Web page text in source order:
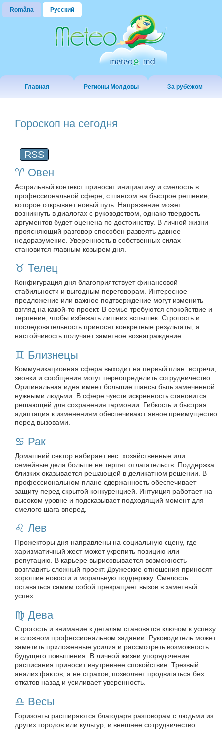
Româna Русский
Главная Регионы Молдовы За рубежом
Гороскоп на сегодня
RSS
♈️ Овен
Астральный контекст приносит инициативу и смелость в
профессиональной сфере, с шансом на быстрое решение,
которое открывает новый путь. Напряжение может
возникнуть в диалогах с руководством, однако твердость
аргументов будет оценена по достоинству. В личной жизни
проясняющий разговор способен развеять давнее
недоразумение. Уверенность в собственных силах
становится главным козырем дня.
♉️ Телец
Конфигурация дня благоприятствует финансовой
стабильности и выгодным переговорам. Интересное
предложение или важное подтверждение могут изменить
взгляд на какой‑то проект. В семье требуются спокойствие и
терпение, чтобы избежать лишних вспышек. Строгость и
последовательность приносят конкретные результаты, а
настойчивость получает заметное вознаграждение.
♊️ Близнецы
Коммуникационная сфера выходит на первый план: встречи,
звонки и сообщения могут переопределить сотрудничество.
Оригинальная идея имеет большие шансы быть замеченной
нужными людьми. В сфере чувств искренность становится
решающей для сохранения гармонии. Гибкость и быстрая
адаптация к изменениям обеспечивают явное преимущество
перед вызовами.
♋️ Рак
Домашний сектор набирает вес: хозяйственные или
семейные дела больше не терпят отлагательств. Поддержка
близких оказывается решающей в деликатном решении. В
профессиональном плане сдержанность обеспечивает
защиту перед скрытой конкуренцией. Интуиция работает на
высоком уровне и подсказывает подходящий момент для
смелого шага вперед.
♌️ Лев
Прожекторы дня направлены на социальную сцену, где
харизматичный жест может укрепить позицию или
репутацию. В карьере вырисовывается возможность
возглавить сложный проект. Дружеские отношения приносят
хорошие новости и моральную поддержку. Смелость
оставаться самим собой превращает вызов в заметный
успех.
♍️ Дева
Строгость и внимание к деталям становятся ключом к успеху
в сложном профессиональном задании. Руководитель может
заметить приложенные усилия и рассмотреть возможность
будущего повышения. В личной жизни упорядочение
расписания приносит внутреннее спокойствие. Трезвый
анализ фактов, а не страхов, позволяет продвигаться без
откатов назад и усиливает уверенность.
♎️ Весы
Горизонты расширяются благодаря разговорам с людьми из
других городов или культур, и внешнее сотрудничество